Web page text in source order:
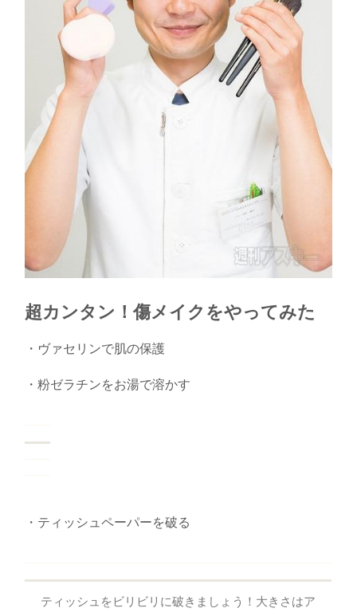
超カンタン！傷メイクをやってみた
・ヴァセリンで肌の保護
・粉ゼラチンをお湯で溶かす
・ティッシュペーパーを破る
ティッシュをビリビリに破きましょう！大きさはア